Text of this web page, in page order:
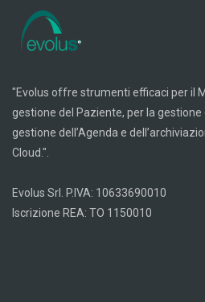
"Evolus offre strumenti efficaci per il
gestione del Paziente, per la gestione
gestione dell’Agenda e
Cloud.".
Evolus Srl. P.IVA: 10633690010
Iscrizione REA: TO 1150010